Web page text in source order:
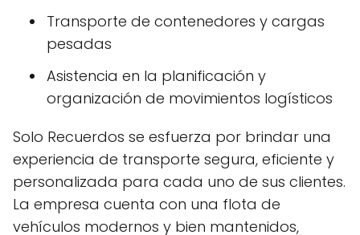
Transporte de contenedores y cargas
pesadas
Asistencia en la planificación y
organización de movimientos logísticos
Solo Recuerdos se esfuerza por brindar una
experiencia de transporte segura, eficiente y
personalizada para cada uno de sus clientes.
La empresa cuenta con una flota de
vehículos modernos y bien mantenidos,